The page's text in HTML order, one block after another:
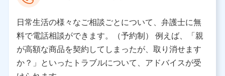
※ 当社および株式会社NTTドコモは、お客さまの情報を利
データ憲章」に定める行動原則を順守します 。
※ パーソナルデータダッシュボードの「第三者提供の管
理」の設定状態にかかわらず、共同利用する場合がありま
※ dポイントクラブ会員ではないお客さま（2019年12月11
日常生活の様々なご相談ごとについて、弁護士に無
料で電話相談ができます。（予約制） 例えば、「親
が高額な商品を契約してしまったが、取り消せます
か？」といったトラブルについて、アドバイスが受